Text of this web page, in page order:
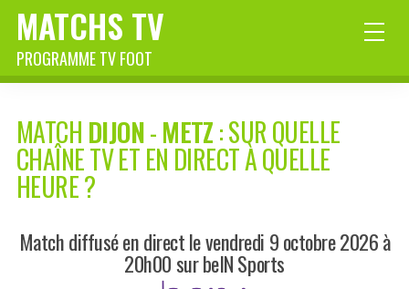
MATCHS TV
PROGRAMME TV FOOT
MATCH DIJON-METZ: SUR QUELLE
CHAÎNE TV ET EN DIRECT À QUELLE
HEURE ?
Match diffusé en direct le vendredi 9 octobre 2026 à
20h00 sur beIN Sports